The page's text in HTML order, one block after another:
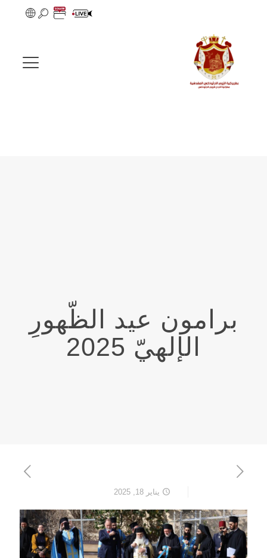
برامون عيد الظّهورِ
الإلهيّ 2025
يناير 18, 2025